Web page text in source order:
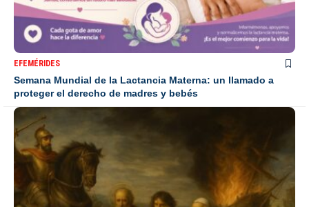
EFEMÉRIDES
Semana Mundial de la Lactancia Materna: un llamado a
proteger el derecho de madres y bebés